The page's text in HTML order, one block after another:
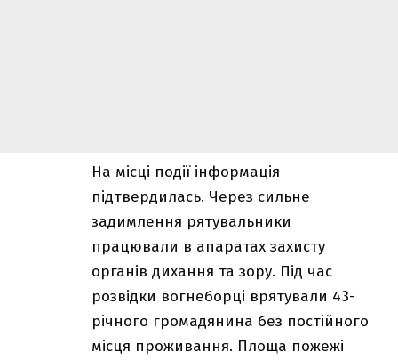
На місці події інформація
підтвердилась. Через сильне
задимлення рятувальники
працювали в апаратах захисту
органів дихання та зору. Під час
розвідки вогнеборці врятували 43-
річного громадянина без постійного
місця проживання. Площа пожежі